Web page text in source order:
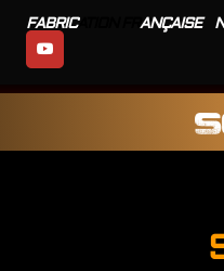
FABRICATION FR ANÇAISE